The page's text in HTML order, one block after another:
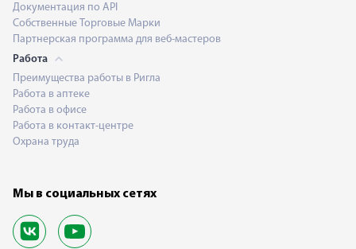
Документация по API
Собственные Торговые Марки
Партнерская программа для веб-мастеров
Работа
Преимущества работы в Ригла
Работа в аптеке
Работа в офисе
Работа в контакт-центре
Охрана труда
Мы в социальных сетях